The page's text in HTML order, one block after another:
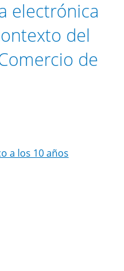
electrónica
del
de
a los 10 años